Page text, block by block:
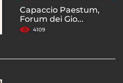
Capaccio Paestum,
Forum dei Gio...
4109